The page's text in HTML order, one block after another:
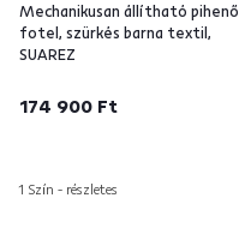
Mechanikusan állítható pihenő
fotel, szürkés barna textil,
SUAREZ
174 900 Ft
1 Szín - részletes